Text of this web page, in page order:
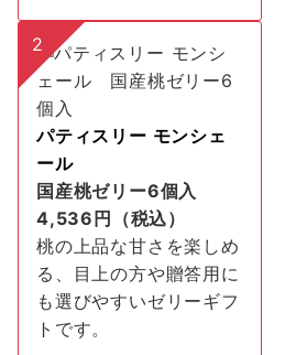
2
パティスリー モンシェ
ール
国産桃ゼリー6個入
4,536円（税込）
桃の上品な甘さを楽しめ
る、目上の方や贈答用に
も選びやすいゼリーギフ
トです。